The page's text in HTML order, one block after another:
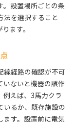
。設置場所ごとの条
法を選択すること
ます。
線経路の確認が不可
いないと機器の誤作
例えば、3馬力クラ
いるか、既存施設の
ます。設置前に電気